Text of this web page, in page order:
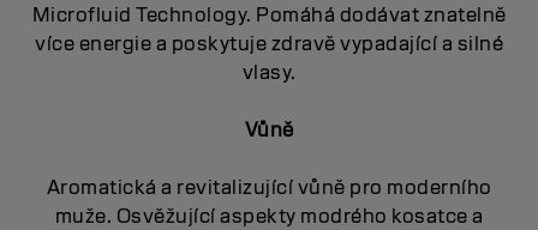
Microfluid Technology. Pomáhá dodávat znatelně
více energie a poskytuje zdravě vypadající a silné
vlasy.
Vůně
Aromatická a revitalizující vůně pro moderního
muže. Osvěžující aspekty modrého kosatce a